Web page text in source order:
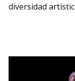
diversidad